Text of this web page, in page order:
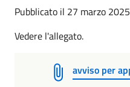
Pubblicato il 27 marzo
Vedere l'allegato.
avviso per